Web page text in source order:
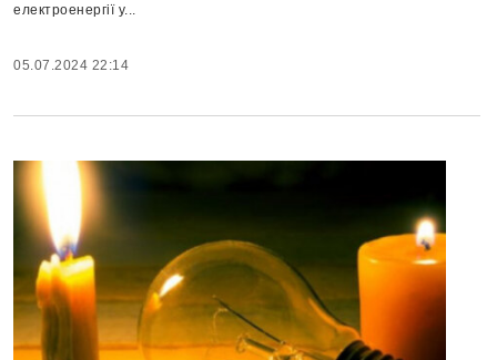
електроенергії у...
05.07.2024 22:14